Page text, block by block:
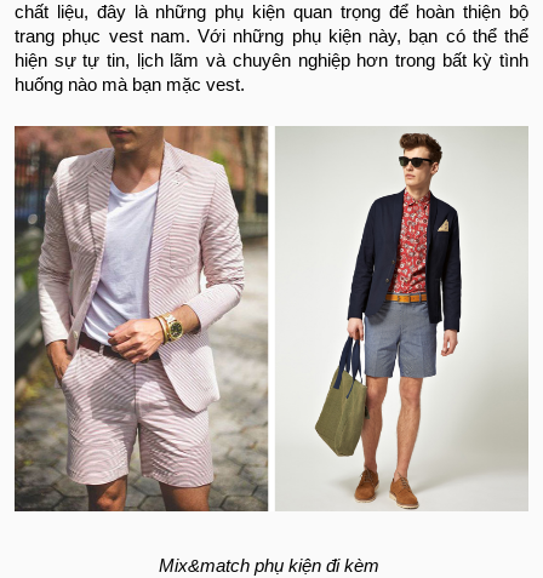
chất liệu, đây là những phụ kiện quan trọng để hoàn thiện bộ
trang phục vest nam. Với những phụ kiện này, bạn có thể thể
hiện sự tự tin, lịch lãm và chuyên nghiệp hơn trong bất kỳ tình
huống nào mà bạn mặc vest.
Mix&match phụ kiện đi kèm